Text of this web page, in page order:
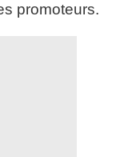
promoteurs.